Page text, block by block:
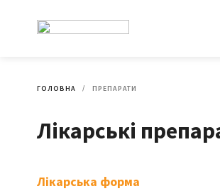
ГОЛОВНА ПРЕПАРАТИ
Лікарські
Лікарська форма